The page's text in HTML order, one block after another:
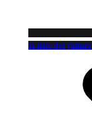
la liste des jaimes